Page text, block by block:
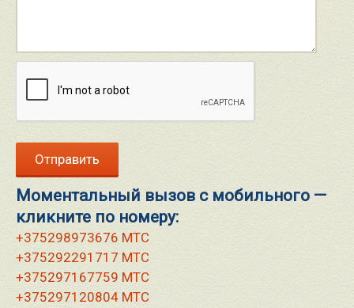
Моментальный вызов c мобильного —
кликните по номеру:
+375298973676 МТС
+375292291717 МТС
+375297167759 МТС
+375297120804 МТС